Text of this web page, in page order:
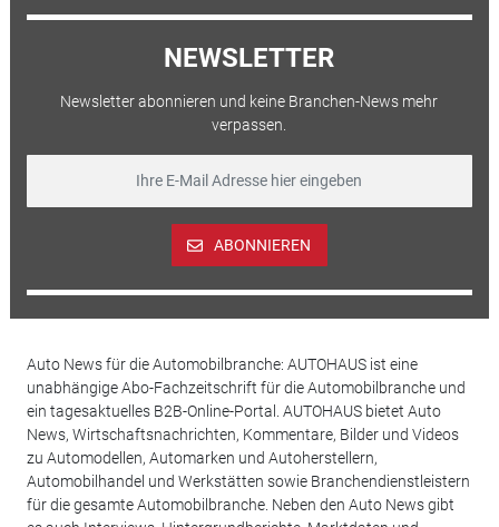
NEWSLETTER
Newsletter abonnieren und keine Branchen-News mehr
verpassen.
ABONNIEREN
Auto News für die Automobilbranche: AUTOHAUS ist eine
unabhängige Abo-Fachzeitschrift für die Automobilbranche und
ein tagesaktuelles B2B-Online-Portal. AUTOHAUS bietet Auto
News, Wirtschaftsnachrichten, Kommentare, Bilder und Videos
zu Automodellen, Automarken und Autoherstellern,
Automobilhandel und Werkstätten sowie Branchendienstleistern
für die gesamte Automobilbranche. Neben den Auto News gibt